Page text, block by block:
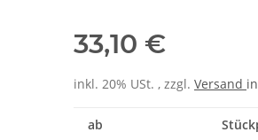
33,10 €
inkl. 20% USt. , zzgl. Versand
ab